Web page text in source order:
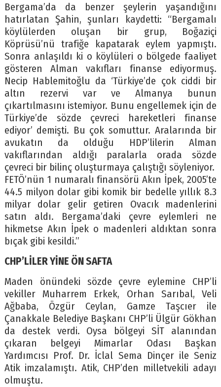
Bergama’da da benzer şeylerin yaşandığını
hatırlatan Şahin, şunları kaydetti: “Bergamalı
köylülerden oluşan bir grup, Boğaziçi
Köprüsü’nü trafiğe kapatarak eylem yapmıştı.
Sonra anlaşıldı ki o köylüleri o bölgede faaliyet
gösteren Alman vakıfları finanse ediyormuş.
Necip Hablemitoğlu da ‘Türkiye’de çok ciddi bir
altın rezervi var ve Almanya bunun
çıkartılmasını istemiyor. Bunu engellemek için de
Türkiye’de sözde çevreci hareketleri finanse
ediyor’ demişti. Bu çok somuttur. Aralarında bir
avukatın da olduğu HDP’lilerin Alman
vakıflarından aldığı paralarla orada sözde
çevreci bir bilinç oluşturmaya çalıştığı söyleniyor.
FETÖ’nün 1 numaralı finansörü Akın İpek, 2005’te
44.5 milyon dolar gibi komik bir bedelle yıllık 8.3
milyar dolar gelir getiren Ovacık madenlerini
satın aldı. Bergama’daki çevre eylemleri ne
hikmetse Akın İpek o madenleri aldıktan sonra
bıçak gibi kesildi.”
CHP’LİLER YİNE ÖN SAFTA
Maden önündeki sözde çevre eylemine CHP’li
vekiller Muharrem Erkek, Orhan Sarıbal, Veli
Ağbaba, Özgür Ceylan, Gamze Taşcıer ile
Çanakkale Belediye Başkanı CHP’li Ülgür Gökhan
da destek verdi. Oysa bölgeyi SİT alanından
çıkaran belgeyi Mimarlar Odası Başkan
Yardımcısı Prof. Dr. İclal Sema Dinçer ile Seniz
Atik imzalamıştı. Atik, CHP’den milletvekili adayı
olmuştu.